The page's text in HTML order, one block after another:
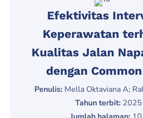
Efektivitas
Keperawatan
Kualitas Jalan
dengan
Penulis: Mella Oktaviana A;
Tahun terbit: 2025